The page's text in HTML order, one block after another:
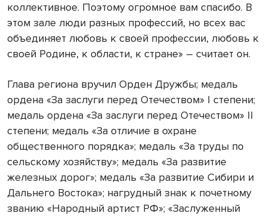
коллективное. Поэтому огромное вам спасибо. В
этом зале люди разных профессий, но всех вас
объединяет любовь к своей профессии, любовь к
своей Родине, к области, к стране» – считает он.
Глава региона вручил Орден Дружбы; медаль
ордена «За заслуги перед Отечеством» I степени;
медаль ордена «За заслуги перед Отечеством» II
степени; медаль «За отличие в охране
общественного порядка»; медаль «За труды по
сельскому хозяйству»; медаль «За развитие
железных дорог»; медаль «За развитие Сибири и
Дальнего Востока»; нагрудный знак к почетному
званию «Народный артист РФ»; «Заслуженный